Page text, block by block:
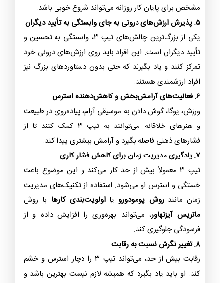
مشخص برای پایان کار روزانه می‌تواند شروع خوبی باشد.
۵. پذیرش ارزش‌های درونی به جای وابستگی به تأیید دیگران
یکی از بزرگ‌ترین چالش‌های تیپ ۳، وابستگی به تحسین و
تأیید دیگران است. این افراد باید روی ارزش‌های درونی خود
تمرکز کنند و یاد بگیرند که حتی بدون دستاوردهای بزرگ نیز
افراد ارزشمندی هستند.
۶. فعالیت‌های آرامش‌بخش و کاهش‌دهنده استرس
ورزش، یوگا، گوش دادن به موسیقی آرام، پیاده‌روی در طبیعت
و هنرهای خلاقانه می‌توانند به تیپ ۳ کمک کنند تا از
فشارهای ذهنی فاصله بگیرد و آرامش بیشتری پیدا کند.
۷. یادگیری مدیریت زمان برای کاهش فشار کاری
تیپ ۳ معمولاً بیش از حد کار می‌کند و این موضوع باعث
خستگی و استرس او می‌شود. استفاده از تکنیک‌های مدیریت
زمان مانندروش پومودورویااولویت‌بندی کارها با روش
ماتریس آیزنهاور، می‌تواند بهره‌وری را افزایش داده و از
فرسودگی جلوگیری کند.
۸. تغییر نگرش نسبت به رقابت
رقابت بیش از حد، می‌تواند تیپ ۳ را دچار استرس و خشم
کند. او باید یاد بگیرد که همیشه لازم نیست بهترین باشد و